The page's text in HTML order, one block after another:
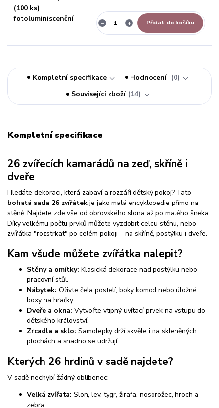
Přidat do košíku
Kompletní specifikace Hodnocení
0
Související zboží
14
Kompletní specifikace
26 zvířecích kamarádů na zeď, skříně i
dveře
Hledáte dekoraci, která zabaví a rozzáří dětský pokoj? Tato
bohatá sada 26 zvířátek je jako malá encyklopedie přímo na
stěně. Najdete zde vše od obrovského slona až po malého šneka.
Díky velkému počtu prvků můžete vyzdobit celou stěnu, nebo
zvířátka "rozstrkat" po celém pokoji – na skříně, postýlku i dveře.
Kam všude můžete zvířátka nalepit?
Stěny a omítky: Klasická dekorace nad postýlku nebo
pracovní stůl.
Nábytek: Oživte čela postelí, boky komod nebo úložné
boxy na hračky.
Dveře a okna: Vytvořte vtipný uvítací prvek na vstupu do
dětského království.
Zrcadla a sklo: Samolepky drží skvěle i na skleněných
plochách a snadno se udržují.
Kterých 26 hrdinů v sadě najdete?
V sadě nechybí žádný oblíbenec:
Velká zvířata: Slon, lev, tygr, žirafa, nosorožec, hroch a
zebra.